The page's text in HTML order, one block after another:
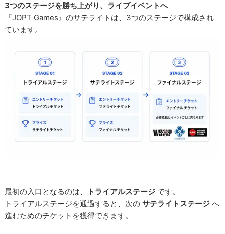
3つのステージを勝ち上がり、ライブイベントへ
『JOPT Games』のサテライトは、3つのステージで構成され
ています。
最初の入口となるのは、 トライアルステージ です。
トライアルステージを通過すると、次のサテライトステージ へ
進むためのチケットを獲得できます。